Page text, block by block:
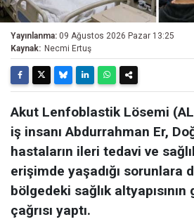
Yayınlanma: 09 Ağustos 2026 Pazar 13:25
Kaynak: Necmi Ertuş
Akut Lenfoblastik Lösemi
iş insanı Abdurrahman Er,
hastaların ileri tedavi ve
erişimde yaşadığı sorunlara
bölgedeki sağlık
çağrısı yaptı.